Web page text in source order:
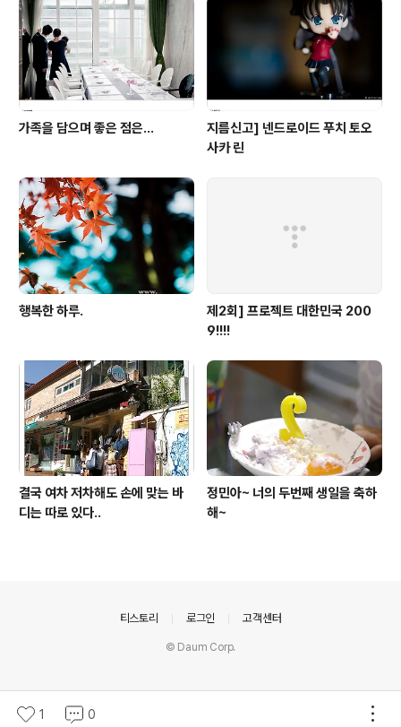
가족을 담으며 좋은 점은...
지름신고] 넨드로이드 푸치 토오
사카 린
행복한 하루.
제2회] 프로젝트 대한민국 200
9!!!!
결국 여차 저차해도 손에 맞는 바
디는 따로 있다..
정민아~ 너의 두번째 생일을 축하
해~
1 0
티스토리 로그인 고객센터
© Daum Corp.